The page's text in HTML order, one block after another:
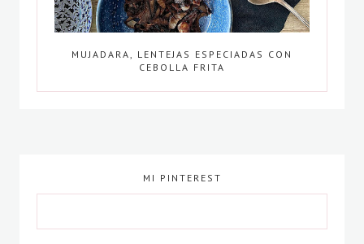
MUJADARA, LENTEJAS ESPECIADAS CON
CEBOLLA FRITA
MI PINTEREST